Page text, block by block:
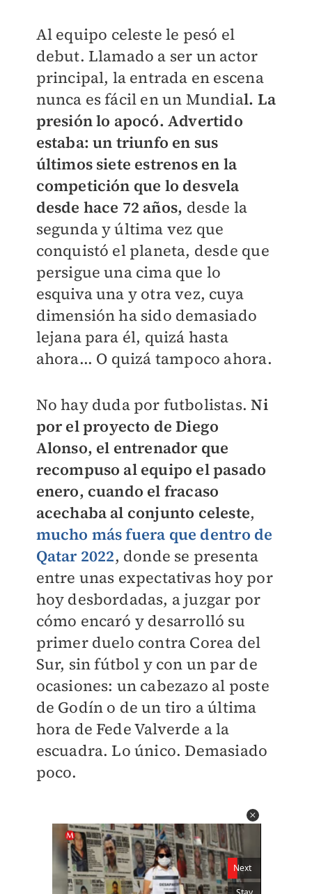
Al equipo celeste le pesó el
debut. Llamado a ser un actor
principal, la entrada en escena
nunca es fácil en un Mundial. La
presión lo apocó. Advertido
estaba: un triunfo en sus
últimos siete estrenos en la
competición que lo desvela
desde hace 72 años, desde la
segunda y última vez que
conquistó el planeta, desde que
persigue una cima que lo
esquiva una y otra vez, cuya
dimensión ha sido demasiado
lejana para él, quizá hasta
ahora... O quizá tampoco ahora.
No hay duda por futbolistas. Ni
por el proyecto de Diego
Alonso, el entrenador que
recompuso al equipo el pasado
enero, cuando el fracaso
acechaba al conjunto celeste,
mucho más fuera que dentro de
Qatar 2022, donde se presenta
entre unas expectativas hoy por
hoy desbordadas, a juzgar por
cómo encaró y desarrolló su
primer duelo contra Corea del
Sur, sin fútbol y con un par de
ocasiones: un cabezazo al poste
de Godín o de un tiro a última
hora de Fede Valverde a la
escuadra. Lo único. Demasiado
poco.